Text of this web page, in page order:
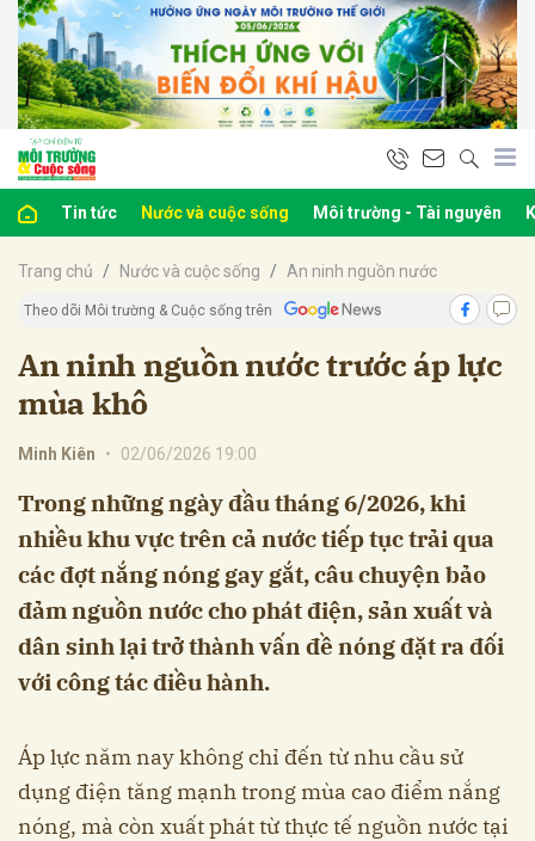
Tin tức Nước và cuộc sống Môi trường - Tài nguyên
Trang chủ Nước và cuộc sống An ninh nguồn nước
Theo dõi Môi trường & Cuộc sống trên
An ninh nguồn nước trước áp lực
mùa khô
Minh Kiên • 02/06/2026 19:00
Trong những ngày đầu tháng 6/2026, khi
nhiều khu vực trên cả nước tiếp tục trải qua
các đợt nắng nóng gay gắt, câu chuyện bảo
đảm nguồn nước cho phát điện, sản xuất và
dân sinh lại trở thành vấn đề nóng đặt ra đối
với công tác điều hành.
Áp lực năm nay không chỉ đến từ nhu cầu sử
dụng điện tăng mạnh trong mùa cao điểm nắng
nóng, mà còn xuất phát từ thực tế nguồn nước tại
luận